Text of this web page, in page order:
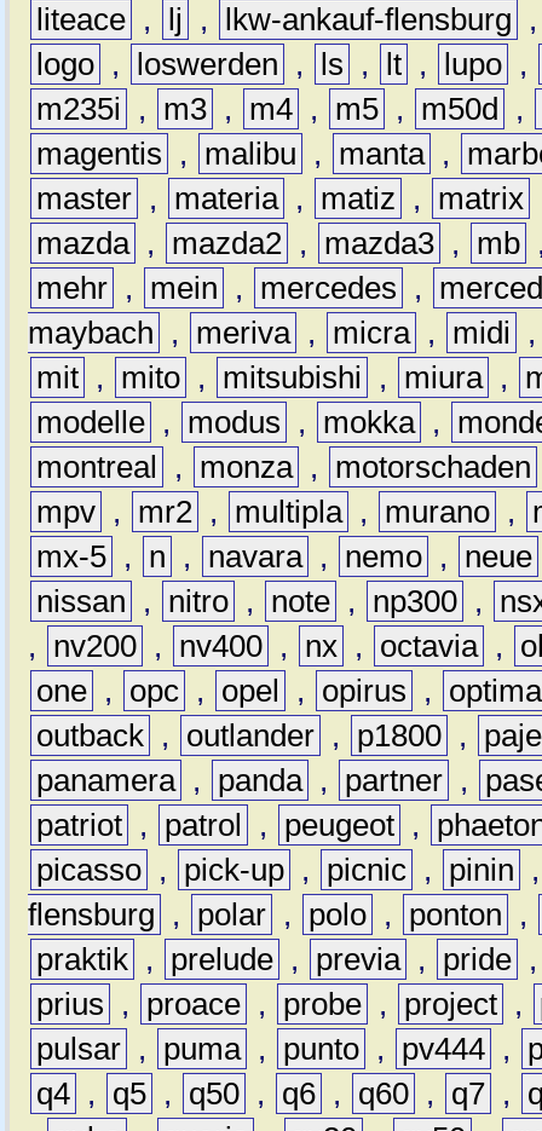
liteace , lj , lkw-ankauf-flensburg
logo , loswerden , ls , lt , lupo ,
m235i
, m3 , m4 , m5 , m50d ,
magentis
, malibu , manta ,
master , materia , matiz , matrix
mazda , mazda2 , mazda3 , mb
mehr , mein , mercedes ,
maybach
, meriva , micra , midi
mit , mito , mitsubishi , miura ,
modelle , modus , mokka ,
montreal
, monza , motorschaden
mpv , mr2 , multipla , murano ,
mx-5 , n , navara , nemo , neue
nissan
, nitro , note , np300 ,
,
nv200 , nv400 , nx , octavia ,
one , opc , opel , opirus ,
optima
outback , outlander , p1800 ,
panamera , panda , partner ,
patriot , patrol , peugeot ,
picasso , pick-up , picnic , pinin
flensburg
, polar , polo , ponton
,
praktik , prelude , previa , pride
prius
, proace , probe , project ,
pulsar , puma , punto , pv444 ,
q4 , q5 , q50 , q6 , q60 , q7 ,